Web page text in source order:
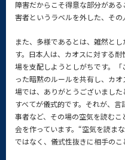
障害だからこそ得意な部分があ
害者というラベルを外した、その
また、多様であるとは、雑然と
す。日本人は、カオスに対する
場を支配しようとしがちです。
った暗黙のルールを共有し、カ
場では、ありがとうございまし
すべてが儀式的です。それが、
事者など、その場の空気を読む
会を作っています。“空気を読ま
ではなく、儀式性抜きに相手のこ